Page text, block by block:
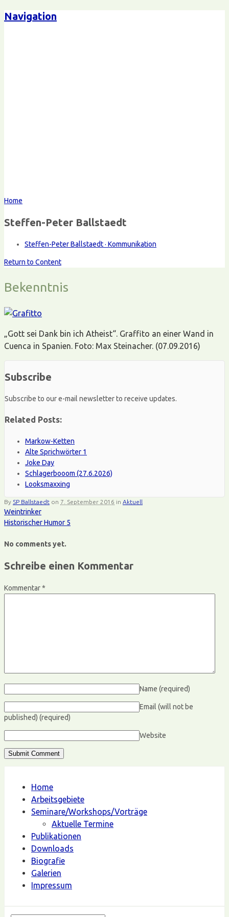
Navigation
Home
Steffen-Peter Ballstaedt
Steffen-Peter Ballstaedt · Kommunikation
Return to Content
Bekenntnis
„Gott sei Dank bin ich Atheist“. Graffito an einer Wand in
Cuenca in Spanien. Foto: Max Steinacher. (07.09.2016)
Subscribe
Subscribe to our e-mail newsletter to receive updates.
Related Posts:
Markow-Ketten
Alte Sprichwörter 1
Joke Day
Schlagerbooom (27.6.2026)
Looksmaxxing
By SP Ballstaedt on 7. September 2016 in Aktuell
Weintrinker
Historischer Humor 5
No comments yet.
Schreibe einen Kommentar
Kommentar*
Name (required)
Email (will not be
published) (required)
Website
Home
Arbeitsgebiete
Seminare/Workshops/Vorträge
Aktuelle Termine
Publikationen
Downloads
Biografie
Galerien
Impressum